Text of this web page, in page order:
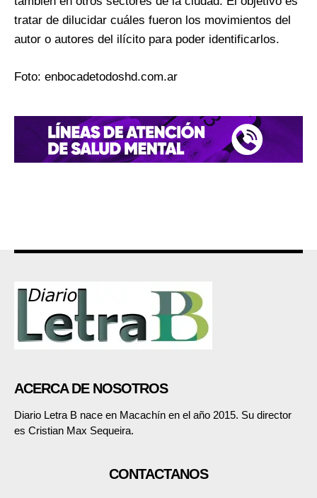
tratar de dilucidar cuáles fueron los movimientos del
autor o autores del ilícito para poder identificarlos.
Foto: enbocadetodoshd.com.ar
ACERCA DE NOSOTROS
Diario Letra B nace en Macachín en el año 2015. Su director
es Cristian Max Sequeira.
CONTACTANOS